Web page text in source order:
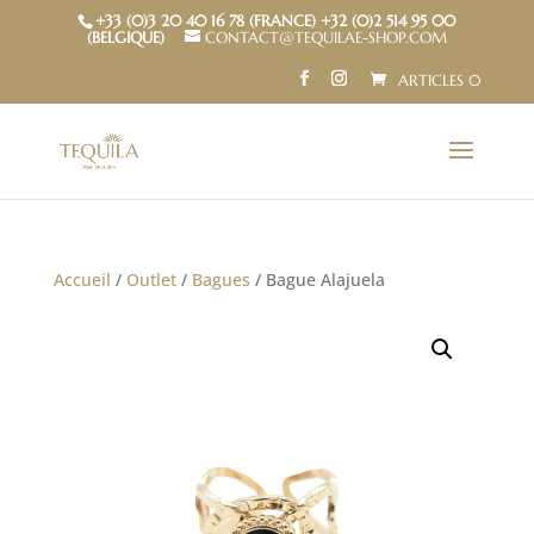
+33 (0)3 20 40 16 78 (FRANCE) +32 (0)2 514 95 00
(BELGIQUE)
CONTACT@TEQUILAE-SHOP.COM
ARTICLES 0
Accueil / Outlet/ Bagues / Bague Alajuela